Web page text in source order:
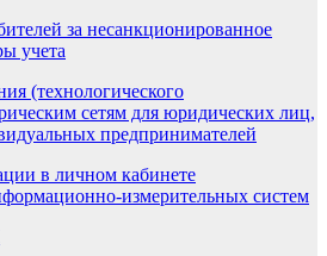
за несанкционированное
учета
(технологического
сетям для юридических лиц,
предпринимателей
в личном кабинете
измерительных систем